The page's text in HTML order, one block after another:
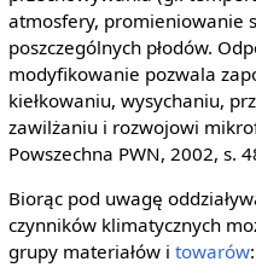
atmosfery, promieniowanie
poszczególnych płodów.
modyfikowanie pozwala
kiełkowaniu, wysychaniu,
zawilżaniu i rozwojowi
Powszechna PWN, 2002, s.
Biorąc pod uwagę
czynników klimatycznych
grupy materiałów i towarów: